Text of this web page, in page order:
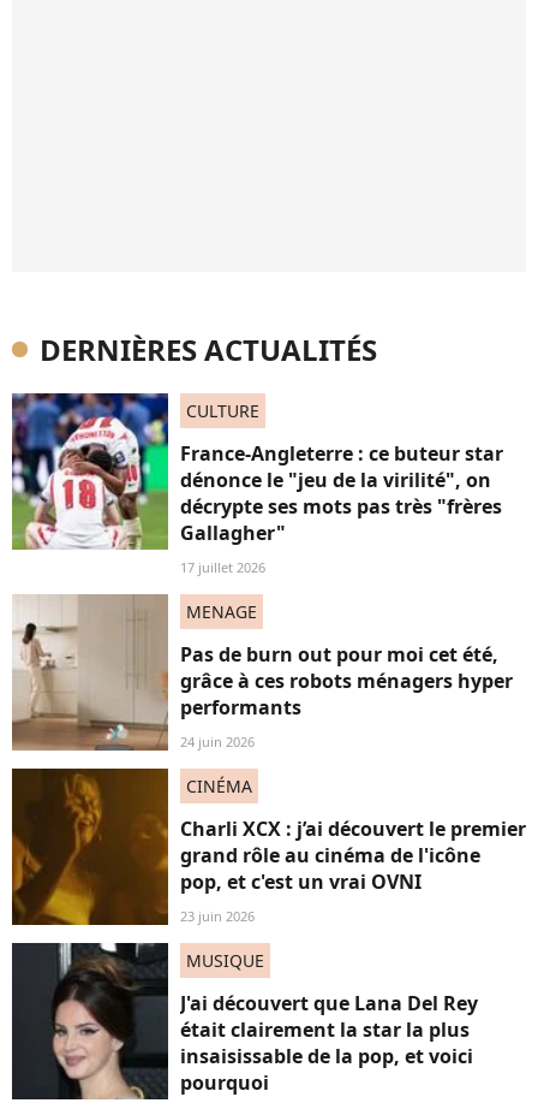
DERNIÈRES ACTUALITÉS
CULTURE
France-Angleterre : ce buteur star
dénonce le "jeu de la virilité", on
décrypte ses mots pas très "frères
Gallagher"
17 juillet 2026
MENAGE
Pas de burn out pour moi cet été,
grâce à ces robots ménagers hyper
performants
24 juin 2026
CINÉMA
Charli XCX : j’ai découvert le premier
grand rôle au cinéma de l'icône
pop, et c'est un vrai OVNI
23 juin 2026
MUSIQUE
J'ai découvert que Lana Del Rey
était clairement la star la plus
insaisissable de la pop, et voici
pourquoi